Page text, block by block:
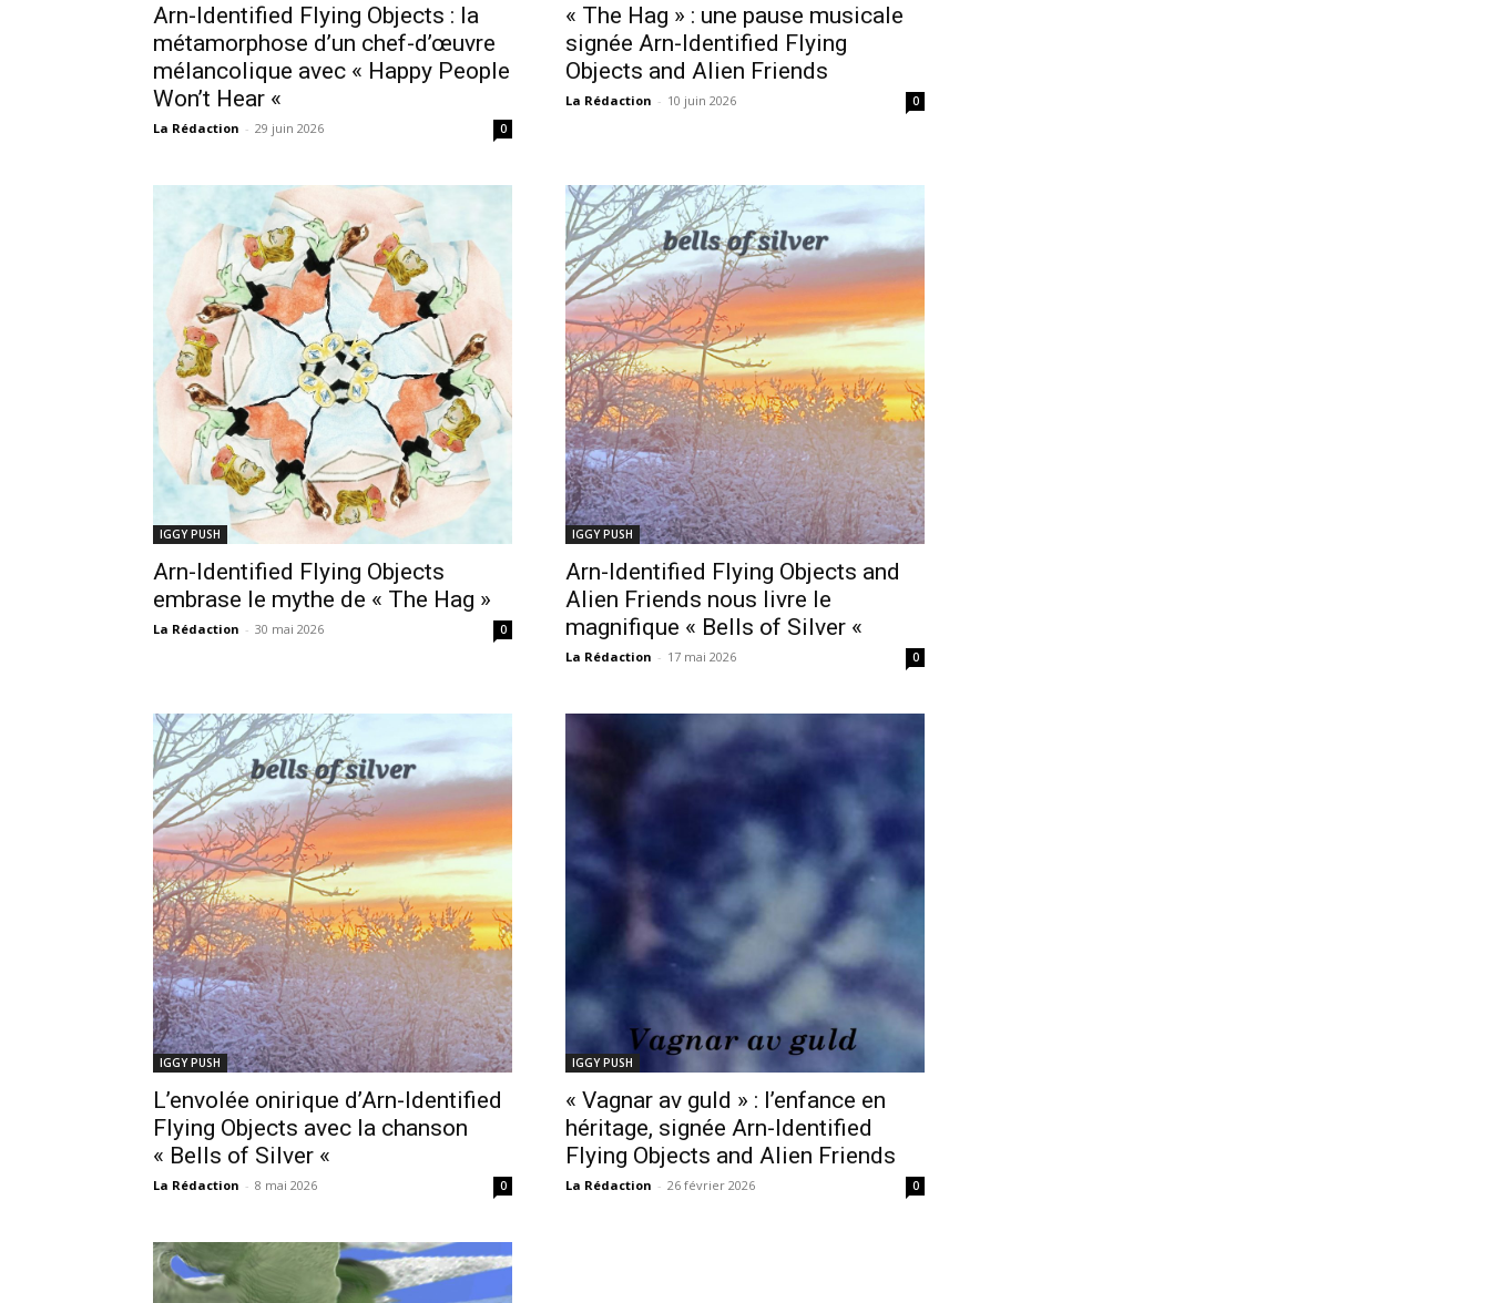
Arn-Identified Flying Objects : la
métamorphose d’un chef-d’œuvre
mélancolique avec « Happy People
Won’t Hear «
La Rédaction - 29 juin 2026 0
« The Hag » : une pause musicale
signée Arn-Identified Flying
Objects and Alien Friends
La Rédaction - 10 juin 2026 0
IGGY PUSH
Arn-Identified Flying Objects
embrase le mythe de « The Hag »
La Rédaction - 30 mai 2026 0
IGGY PUSH
Arn-Identified Flying Objects and
Alien Friends nous livre le
magnifique « Bells of Silver «
La Rédaction - 17 mai 2026 0
IGGY PUSH
L’envolée onirique d’Arn-Identified
Flying Objects avec la chanson
« Bells of Silver «
La Rédaction - 8 mai 2026 0
IGGY PUSH
« Vagnar av guld » : l’enfance en
héritage, signée Arn-Identified
Flying Objects and Alien Friends
La Rédaction - 26 février 2026 0